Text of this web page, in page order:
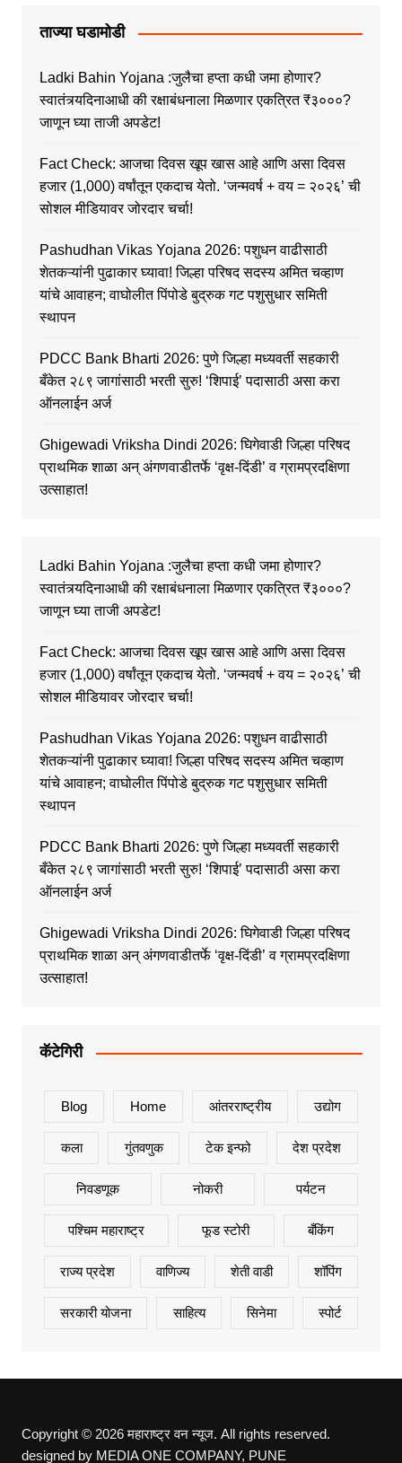
ताज्या घडामोडी
Ladki Bahin Yojana :जुलैचा हप्ता कधी जमा होणार?
स्वातंत्र्यदिनाआधी की रक्षाबंधनाला मिळणार एकत्रित ₹३०००?
जाणून घ्या ताजी अपडेट!
Fact Check: आजचा दिवस खूप खास आहे आणि असा दिवस
हजार (1,000) वर्षांतून एकदाच येतो. ‘जन्मवर्ष + वय = २०२६’ ची
सोशल मीडियावर जोरदार चर्चा!
Pashudhan Vikas Yojana 2026: पशुधन वाढीसाठी
शेतकऱ्यांनी पुढाकार घ्यावा! जिल्हा परिषद सदस्य अमित चव्हाण
यांचे आवाहन; वाघोलीत पिंपोडे बुद्रुक गट पशुसुधार समिती
स्थापन
PDCC Bank Bharti 2026: पुणे जिल्हा मध्यवर्ती सहकारी
बँकेत २८९ जागांसाठी भरती सुरु! ‘शिपाई’ पदासाठी असा करा
ऑनलाईन अर्ज
Ghigewadi Vriksha Dindi 2026: घिगेवाडी जिल्हा परिषद
प्राथमिक शाळा अन् अंगणवाडीतर्फे ‘वृक्ष-दिंडी’ व ग्रामप्रदक्षिणा
उत्साहात!
Ladki Bahin Yojana :जुलैचा हप्ता कधी जमा होणार?
स्वातंत्र्यदिनाआधी की रक्षाबंधनाला मिळणार एकत्रित ₹३०००?
जाणून घ्या ताजी अपडेट!
Fact Check: आजचा दिवस खूप खास आहे आणि असा दिवस
हजार (1,000) वर्षांतून एकदाच येतो. ‘जन्मवर्ष + वय = २०२६’ ची
सोशल मीडियावर जोरदार चर्चा!
Pashudhan Vikas Yojana 2026: पशुधन वाढीसाठी
शेतकऱ्यांनी पुढाकार घ्यावा! जिल्हा परिषद सदस्य अमित चव्हाण
यांचे आवाहन; वाघोलीत पिंपोडे बुद्रुक गट पशुसुधार समिती
स्थापन
PDCC Bank Bharti 2026: पुणे जिल्हा मध्यवर्ती सहकारी
बँकेत २८९ जागांसाठी भरती सुरु! ‘शिपाई’ पदासाठी असा करा
ऑनलाईन अर्ज
Ghigewadi Vriksha Dindi 2026: घिगेवाडी जिल्हा परिषद
प्राथमिक शाळा अन् अंगणवाडीतर्फे ‘वृक्ष-दिंडी’ व ग्रामप्रदक्षिणा
उत्साहात!
कॅटेगिरी
Blog Home आंतरराष्ट्रीय उद्योग
कला गुंतवणुक टेक इन्फो देश प्रदेश
निवडणूक नोकरी पर्यटन
पश्चिम महाराष्ट्र फूड स्टोरी बँकिंग
राज्य प्रदेश वाणिज्य शेती वाडी शॉपिंग
सरकारी योजना साहित्य सिनेमा स्पोर्ट
Copyright © 2026 महाराष्ट्र वन न्यूज. All rights reserved.
designed by MEDIA ONE COMPANY, PUNE